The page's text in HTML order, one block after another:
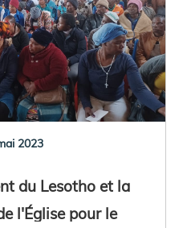
2023
du Lesotho et la
l'Église pour le